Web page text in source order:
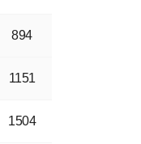
894
1151
1504